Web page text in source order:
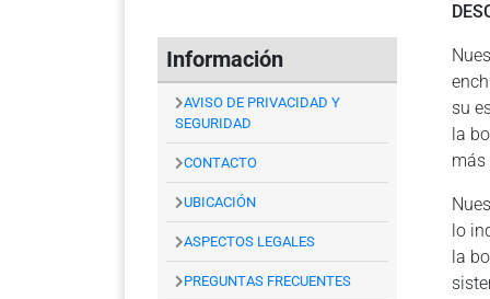
Información
AVISO DE PRIVACIDAD Y
SEGURIDAD
CONTACTO
UBICACIÓN
ASPECTOS LEGALES
PREGUNTAS FRECUENTES
su
la
más
lo
la